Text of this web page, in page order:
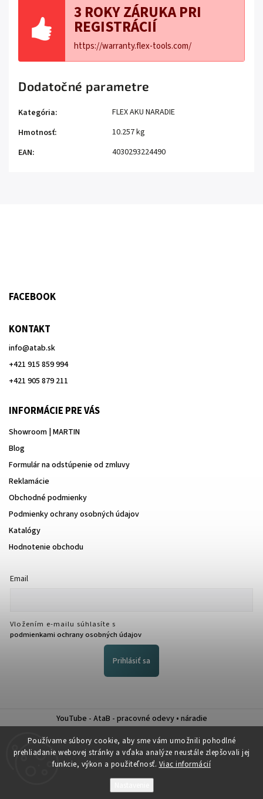
Používame súbory cookie, aby sme vám umožnili pohodlné
prehliadanie webovej stránky a vďaka analýze neustále zlepšovali jej
funkcie, výkon a použiteľnosť. Viac informácií
3 ROKY ZÁRUKA PRI
REGISTRÁCIÍ
https://warranty.flex-tools.com/
Dodatočné parametre
Kategória:
FLEX AKU NARADIE
Hmotnosť:
10.257 kg
EAN: 4030293224490
FACEBOOK
KONTAKT
info@atab.sk
+421 915 859 994
+421 905 879 211
INFORMÁCIE PRE VÁS
Showroom | MARTIN
Blog
Formulár na odstúpenie od zmluvy
Reklamácie
Obchodné podmienky
Podmienky ochrany osobných údajov
Katalógy
Hodnotenie obchodu
Email
Vložením e-mailu súhlasíte s
podmienkami ochrany osobných údajov
Prihlásiť sa
YouTube - AtaB - pracovné odevy • náradie
Nákup na splátky QUATRO